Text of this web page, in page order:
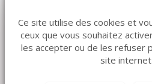
Charges annuelles : 6008 euros.
Bien soumis au statut de la
Ce site utilise des cookies et
ceux que vous souhaitez
les accepter ou de les refuser
site internet.